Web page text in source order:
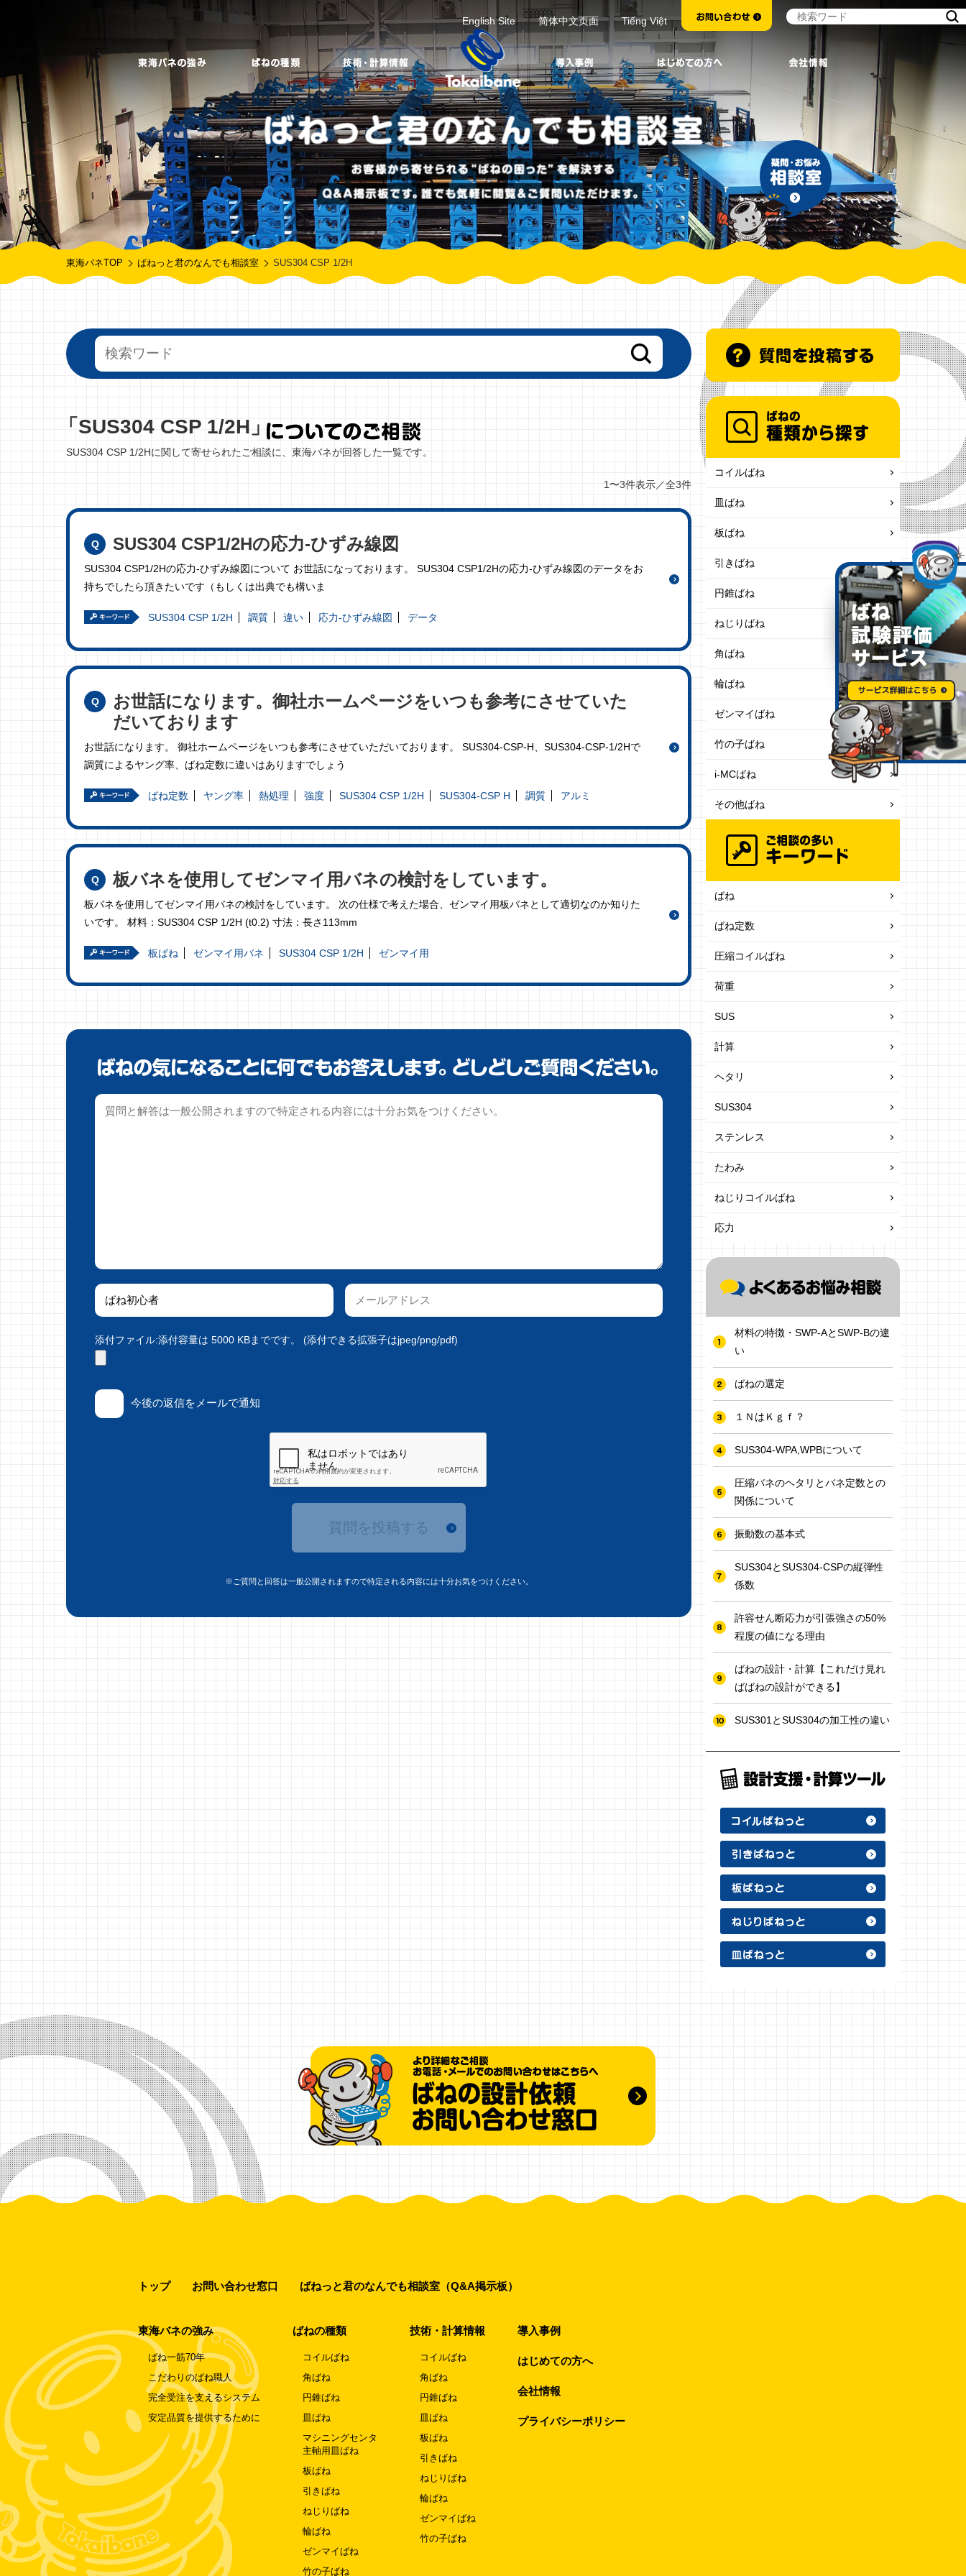
English Site 简体中文页面 Tiếng Việt
東海バネTOP ばねっと君のなんでも相談室 SUS304 CSP 1/2H
「SUS304 CSP 1/2H」
SUS304 CSP 1/2Hに関して寄せられたご相談に、東海バネが回答した一覧です。
1〜3件表示／全3件
SUS304 CSP1/2Hの応力-ひずみ線図
SUS304 CSP1/2Hの応力-ひずみ線図について お世話になっております。 SUS304 CSP1/2Hの応力-ひずみ線図のデータをお
持ちでしたら頂きたいです（もしくは出典でも構いま
SUS304 CSP 1/2H 調質 違い 応力-ひずみ線図 データ
お世話になります。御社ホームページをいつも参考にさせていた
だいております
お世話になります。 御社ホームページをいつも参考にさせていただいております。 SUS304-CSP-H、SUS304-CSP-1/2Hで
調質によるヤング率、ばね定数に違いはありますでしょう
ばね定数 ヤング率 熱処理 強度 SUS304 CSP 1/2H SUS304-CSP H 調質 アルミ
板バネを使用してゼンマイ用バネの検討をしています。
板バネを使用してゼンマイ用バネの検討をしています。 次の仕様で考えた場合、ゼンマイ用板バネとして適切なのか知りた
いです。 材料：SUS304 CSP 1/2H (t0.2) 寸法：長さ113mm
板ばね ゼンマイ用バネ SUS304 CSP 1/2H ゼンマイ用
添付ファイル:添付容量は 5000 KBまでです。 (添付できる拡張子はjpeg/png/pdf)
今後の返信をメールで通知
質問を投稿する
※ご質問と回答は一般公開されますので特定される内容には十分お気をつけください。
コイルばね
皿ばね
板ばね
引きばね
円錐ばね
ねじりばね
角ばね
輪ばね
ゼンマイばね
竹の子ばね
i-MCばね
その他ばね
ばね
ばね定数
圧縮コイルばね
荷重
SUS
計算
ヘタリ
SUS304
ステンレス
たわみ
ねじりコイルばね
応力
材料の特徴・SWP-AとSWP-Bの違
い
ばねの選定
１ＮはＫｇｆ？
SUS304-WPA,WPBについて
圧縮バネのヘタリとバネ定数との
関係について
振動数の基本式
SUS304とSUS304-CSPの縦弾性
係数
許容せん断応力が引張強さの50%
程度の値になる理由
ばねの設計・計算【これだけ見れ
ばばねの設計ができる】
SUS301とSUS304の加工性の違い
トップ お問い合わせ窓口 ばねっと君のなんでも相談室（Q&A掲示板）
東海バネの強み
ばね一筋70年
こだわりのばね職人
完全受注を支えるシステム
安定品質を提供するために
ばねの種類
コイルばね
角ばね
円錐ばね
皿ばね
マシニングセンタ
主軸用皿ばね
板ばね
引きばね
ねじりばね
輪ばね
ゼンマイばね
竹の子ばね
技術・計算情報
コイルばね
角ばね
円錐ばね
皿ばね
板ばね
引きばね
ねじりばね
輪ばね
ゼンマイばね
竹の子ばね
導入事例
はじめての方へ
会社情報
プライバシーポリシー